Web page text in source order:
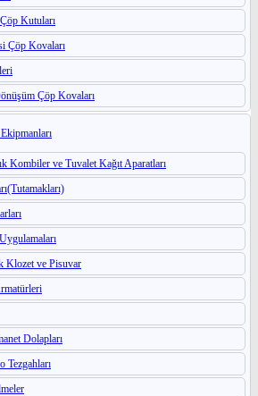
Kutuları
Çöp Kovaları
Çöp Kovaları
Kombiler ve Tuvalet Kağıt Aparatları
Klozet ve Pisuvar
Dolapları
Tezgahları